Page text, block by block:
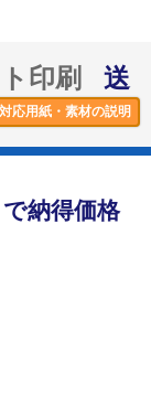
印刷
送
対応用紙・素材の説明
納得価格